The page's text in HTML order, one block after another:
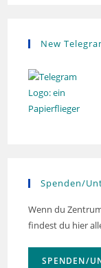
New
Spenden/
Wenn du
findest du hier
SPENDEN/